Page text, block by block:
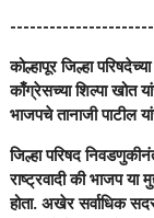
कोल्हापूर जिल्हा
काँग्रेसच्या शिल्पा खोत
भाजपचे तानाजी पाटील
जिल्हा परिषद
राष्ट्रवादी की भाजप या
होता. अखेर सर्वाधिक